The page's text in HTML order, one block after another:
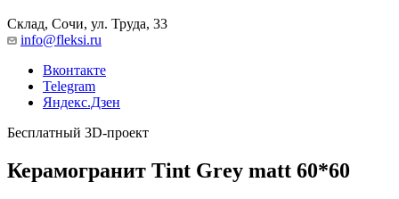
Склад, Сочи, ул. Труда, 33
info@fleksi.ru
Вконтакте
Telegram
Яндекс.Дзен
Бесплатный 3D-проект
Керамогранит Tint Grey matt 60*60